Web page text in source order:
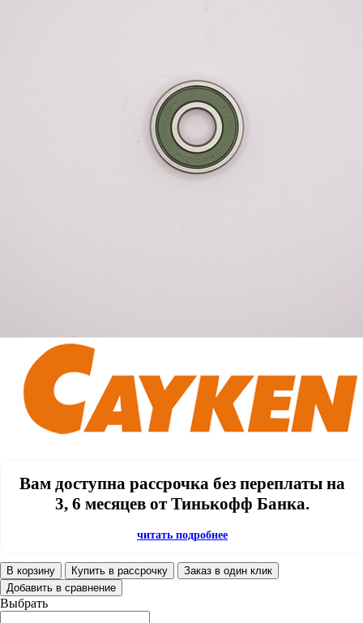
Вам доступна рассрочка без переплаты на
3, 6 месяцев от Тинькофф Банка.
читать подробнее
В корзину Купить в рассрочку
Заказ в один клик
Добавить в сравнение
Выбрать